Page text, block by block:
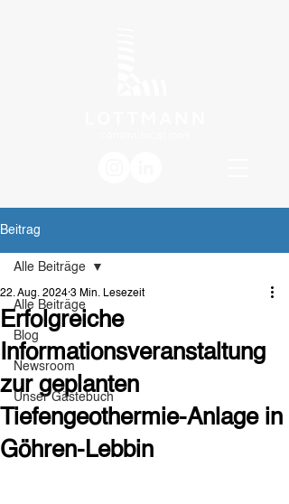
Beitrag
Alle Beiträge
Blog
Newsroom
Unser Gästebuch
Alle Beiträge
Erfolgreiche
Informationsveranstaltung
zur geplanten
Tiefengeothermie-Anlage in
Göhren-Lebbin
22. Aug. 2024 3 Min. Lesezeit